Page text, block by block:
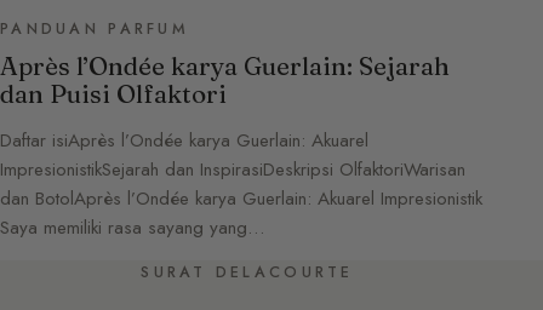
PANDUAN PARFUM
Après l’Ondée karya Guerlain: Sejarah
dan Puisi Olfaktori
Daftar isiAprès l’Ondée karya Guerlain: Akuarel
ImpresionistikSejarah dan InspirasiDeskripsi OlfaktoriWarisan
dan BotolAprès l’Ondée karya Guerlain: Akuarel Impresionistik
Saya memiliki rasa sayang yang…
SURAT DELACOURTE